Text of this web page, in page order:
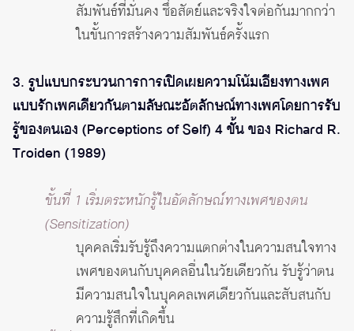
สัมพันธ์ที่มั่นคง ซึ่อสัตย์และจริงใจต่อกันมากกว่า
ในขั้นการสร้างความสัมพันธ์ครั้งแรก
3. รูปแบบกระบวนการการเปิดเผยความโน้มเอียงทางเพศ
แบบรักเพศเดียวกันตามลัษณะอัตลักษณ์ทางเพศโดยการรับ
รู้ของตนเอง (Perceptions of Self) 4 ขั้น ของ Richard R.
Troiden (1989)
ขั้นที่ 1 เริ่มตระหนักรู้ในอัตลักษณ์ทางเพศของตน
(Sensitization)
บุคคลเริ่มรับรู้ถึงความแตกต่างในความสนใจทาง
เพศของตนกับบุคคลอื่นในวัยเดียวกัน รับรู้ว่าตน
มีความสนใจในบุคคลเพศเดียวกันและสับสนกับ
ความรู้สึกที่เกิดขึ้น